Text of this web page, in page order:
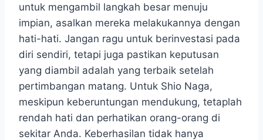
untuk mengambil langkah besar menuju
impian, asalkan mereka melakukannya dengan
hati-hati. Jangan ragu untuk berinvestasi pada
diri sendiri, tetapi juga pastikan keputusan
yang diambil adalah yang terbaik setelah
pertimbangan matang. Untuk Shio Naga,
meskipun keberuntungan mendukung, tetaplah
rendah hati dan perhatikan orang-orang di
sekitar Anda. Keberhasilan tidak hanya